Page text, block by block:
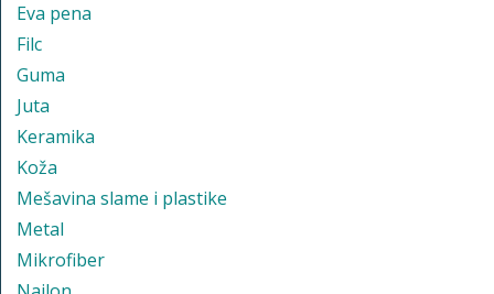
Eva pena
Filc
Guma
Juta
Keramika
Koža
Mešavina slame i plastike
Metal
Mikrofiber